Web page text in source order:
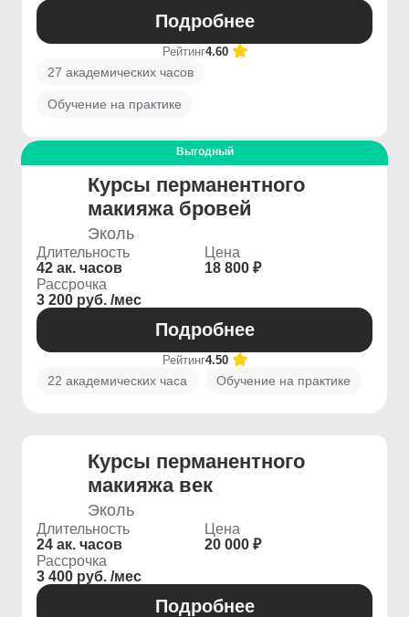
Подробнее
Рейтинг4.60
27 академических часов
Обучение на практике
Выгодный
Курсы перманентного
макияжа бровей
Эколь
Длительность
42 ак. часов
Цена
18 800 ₽
Рассрочка
3 200 руб. /мес
Подробнее
Рейтинг4.50
22 академических часа Обучение на практике
Курсы перманентного
макияжа век
Эколь
Длительность
24 ак. часов
Цена
20 000 ₽
Рассрочка
3 400 руб. /мес
Подробнее